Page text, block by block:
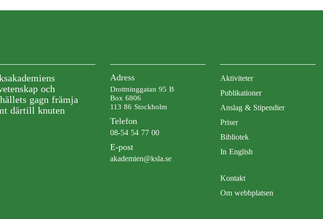
och
gagn främja
därtill knuten
Adress
Drottninggatan 95 B
Box 6806
113 86 Stockholm
Telefon
08-54 54 77 00
E-post
akademien@ksla.se
Aktiviteter
Publikationer
Anslag & Stipendier
Priser
Bibliotek
In English
Kontakt
Om webbplatsen